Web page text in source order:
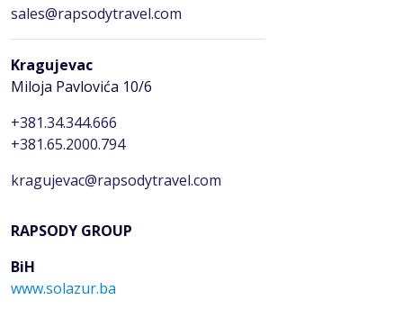
sales@rapsodytravel.com
Kragujevac
Miloja Pavlovića 10/6
+381.34.344.666
+381.65.2000.794
kragujevac@rapsodytravel.com
RAPSODY GROUP
BiH
www.solazur.ba